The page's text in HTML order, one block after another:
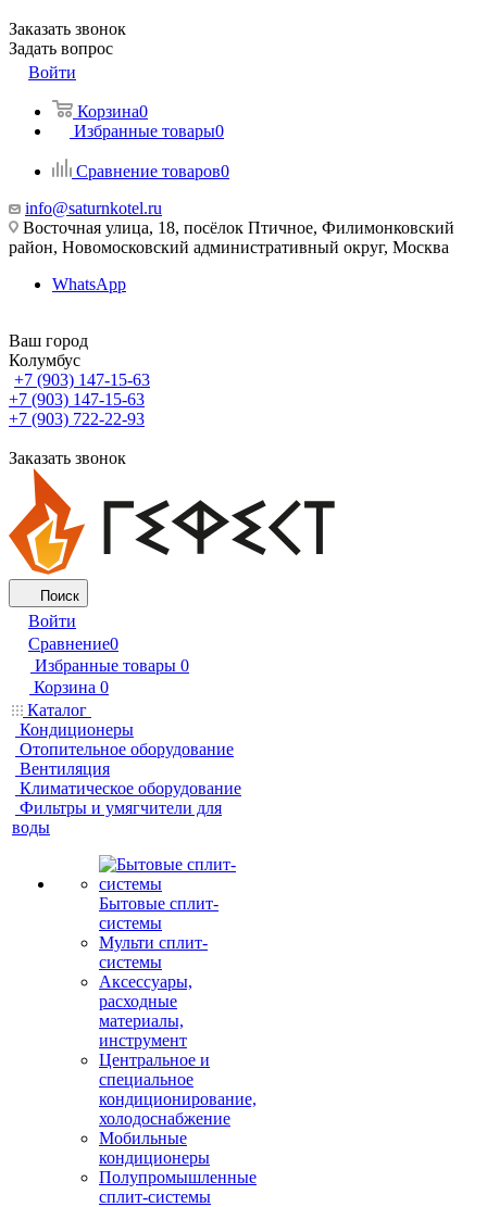
Заказать звонок
Задать вопрос
Войти
Корзина0
Избранные товары0
Сравнение товаров0
info@saturnkotel.ru
Восточная улица, 18, посёлок Птичное, Филимонковский
район, Новомосковский административный округ, Москва
WhatsApp
Ваш город
Колумбус
+7 (903) 147-15-63
+7 (903) 147-15-63
+7 (903) 722-22-93
Заказать звонок
Поиск
Войти
Сравнение0
Избранные товары 0
Корзина 0
Каталог
Кондиционеры
Отопительное оборудование
Вентиляция
Климатическое оборудование
Фильтры и умягчители для
воды
Бытовые сплит-
системы
Мульти сплит-
системы
Аксессуары,
расходные
материалы,
инструмент
Центральное и
специальное
кондиционирование,
холодоснабжение
Мобильные
кондиционеры
Полупромышленные
сплит-системы